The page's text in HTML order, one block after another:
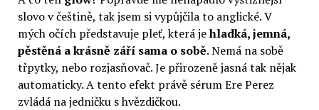
slovo v češtině, tak jsem si vypůjčila to anglické. V
mých očích představuje pleť, která jehladká, jemná,
pěstěná a krásně září sama o sobě. Nemá na sobě
třpytky, nebo rozjasňovač. Je přirozeně jasná tak nějak
automaticky. A tento efekt právě sérum Ere Perez
zvládá na jedničku s hvězdičkou.